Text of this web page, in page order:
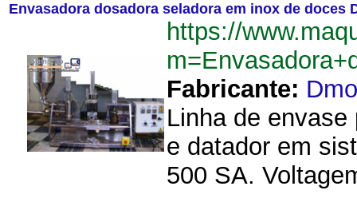
Envasadora dosadora seladora em inox de doces
https://
Fabricante:
Linha de
e datador em
500 SA.